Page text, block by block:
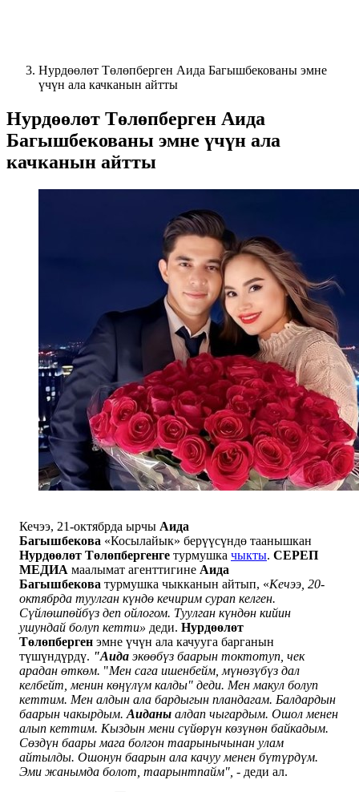
Нурдөөлөт Төлөпберген Аида Багышбекованы эмне
үчүн ала качканын айтты
Нурдөөлөт Төлөпберген Аида
Багышбекованы эмне үчүн ала
качканын айтты
Кечээ, 21-октябрда ырчы Аида
Багышбекова «Косылайык» берүүсүндө таанышкан
Нурдөөлөт Төлөпбергенге турмушка чыкты. СЕРЕП
МЕДИА маалымат агенттигине Аида
Багышбекова турмушка чыкканын айтып, «Кечээ, 20-
октябрда туулган күндө кечирим сурап келген.
Сүйлөшпөйбүз деп ойлогом. Туулган күндөн кийин
ушундай болуп кетти» деди. Нурдөөлөт
Төлөпберген эмне үчүн ала качууга барганын
түшүндүрдү. "Аида экөөбүз баарын токтотуп, чек
арадан өткөм. "Мен сага ишенбейм, мүнөзүбүз дал
келбейт, менин көңүлүм калды" деди. Мен макул болуп
кеттим. Мен алдын ала бардыгын пландагам. Балдардын
баарын чакырдым. Аиданы алдап чыгардым. Ошол менен
алып кеттим. Кыздын мени сүйөрүн көзүнөн байкадым.
Сөздүн баары мага болгон таарынычынан улам
айтылды. Ошонун баарын ала качуу менен бүтүрдүм.
Эми жанымда болот, таарынтпайм", - деди ал.